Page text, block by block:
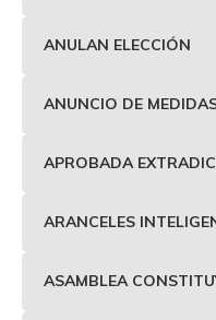
ANULAN ELECCIÓN
ANUNCIO DE
APROBADA
ARANCELES
ASAMBLEA